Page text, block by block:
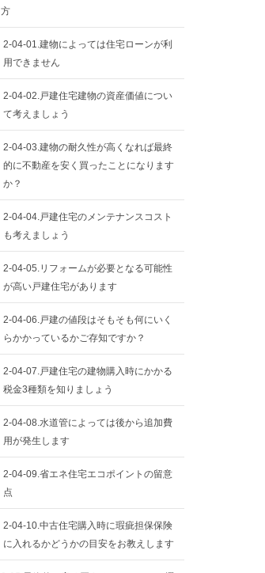
方
2-04-01.建物によっては住宅ローンが利
用できません
2-04-02.戸建住宅建物の資産価値につい
て考えましょう
2-04-03.建物の耐久性が高くなれば最終
的に不動産を安く買ったことになります
か？
2-04-04.戸建住宅のメンテナンスコスト
も考えましょう
2-04-05.リフォームが必要となる可能性
が高い戸建住宅があります
2-04-06.戸建の値段はそもそも何にいく
らかかっているかご存知ですか？
2-04-07.戸建住宅の建物購入時にかかる
税金3種類を知りましょう
2-04-08.水道管によっては後から追加費
用が発生します
2-04-09.省エネ住宅エコポイントの留意
点
2-04-10.中古住宅購入時に瑕疵担保保険
に入れるかどうかの目安をお教えします